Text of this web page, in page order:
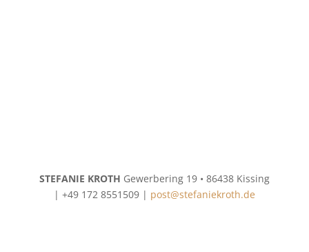
STEFANIE KROTH Gewerbering 19 • 86438 Kissing
| +49 172 8551509 | post@stefaniekroth.de